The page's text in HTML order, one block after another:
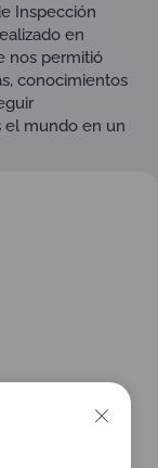
Inspección
en
nos permitió
conocimientos
el mundo en un